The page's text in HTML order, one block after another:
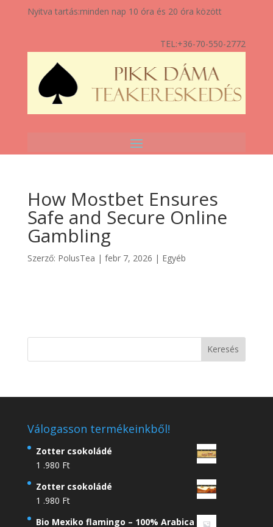
Nyitva tartás:minden nap 10 óra és 20 óra között
TEL:+36-70-550-2772
How Mostbet Ensures
Safe and Secure Online
Gambling
Szerző: PolusTea | febr 7, 2026 | Egyéb
Válogasson termékeinkből!
Zotter csokoládé
1 .980 Ft
Zotter csokoládé
1 .980 Ft
Bio Mexiko flamingo – 100% Arabica